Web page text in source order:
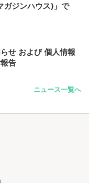
ジンハウス)」で
せ および 個人情報
告
ニュース一覧へ